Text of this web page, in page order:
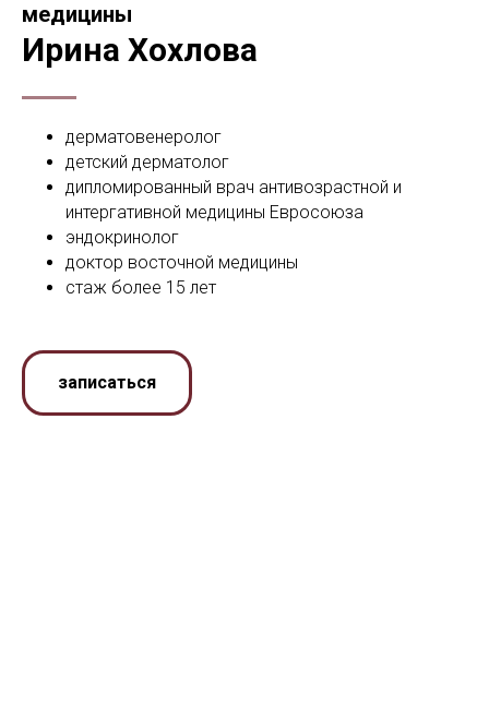
медицины
Ирина Хохлова
дерматовенеролог
детский дерматолог
дипломированный врач антивозрастной и
интергативной медицины Евросоюза
эндокринолог
доктор восточной медицины
стаж более 15 лет
записаться